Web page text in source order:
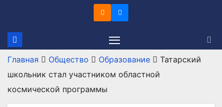
содержимому
Главная Общество Образование
Татарский
школьник стал участником областной
космической программы